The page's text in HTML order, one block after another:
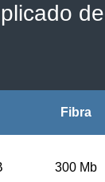
Fibra
300 Mb